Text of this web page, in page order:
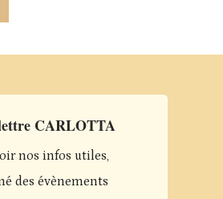
CARLOTTA
nos infos utiles,
des évènements